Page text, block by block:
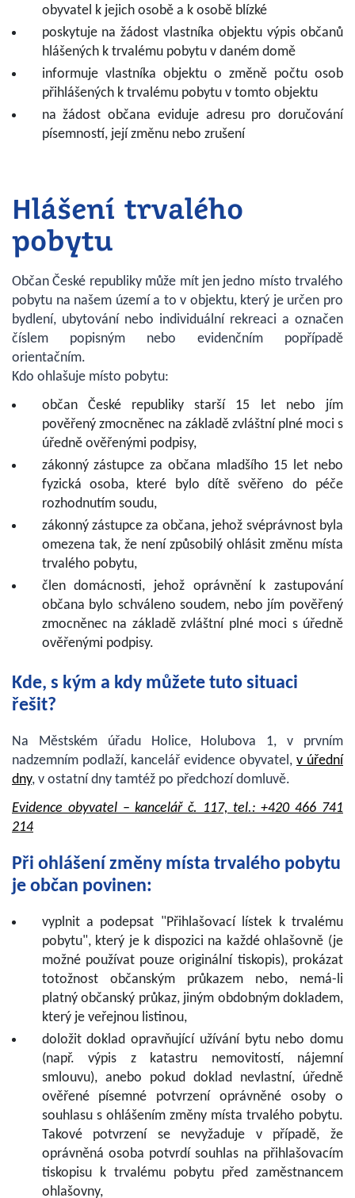
obyvatel k jejich osobě a k osobě blízké
poskytuje na žádost vlastníka objektu výpis občanů
hlášených k trvalému pobytu v daném domě
informuje vlastníka objektu o změně počtu osob
přihlášených k trvalému pobytu v tomto objektu
na žádost občana eviduje adresu pro doručování
písemností, její změnu nebo zrušení
Hlášení trvalého
pobytu
Občan České republiky může mít jen jedno místo trvalého
pobytu na našem území a to v objektu, který je určen pro
bydlení, ubytování nebo individuální rekreaci a označen
číslem popisným nebo evidenčním popřípadě
orientačním.
Kdo ohlašuje místo pobytu:
občan České republiky starší 15 let nebo jím
pověřený zmocněnec na základě zvláštní plné moci s
úředně ověřenými podpisy,
zákonný zástupce za občana mladšího 15 let nebo
fyzická osoba, které bylo dítě svěřeno do péče
rozhodnutím soudu,
zákonný zástupce za občana, jehož svéprávnost byla
omezena tak, že není způsobilý ohlásit změnu místa
trvalého pobytu,
člen domácnosti, jehož oprávnění k zastupování
občana bylo schváleno soudem, nebo jím pověřený
zmocněnec na základě zvláštní plné moci s úředně
ověřenými podpisy.
Kde, s kým a kdy můžete tuto situaci
řešit?
Na Městském úřadu Holice, Holubova 1, v prvním
nadzemním podlaží, kancelář evidence obyvatel, v úřední
dny, v ostatní dny tamtéž po předchozí domluvě.
Evidence obyvatel – kancelář č. 117, tel.: +420 466 741
214
Při ohlášení změny místa trvalého pobytu
je občan povinen:
vyplnit a podepsat "Přihlašovací lístek k trvalému
pobytu", který je k dispozici na každé ohlašovně (je
možné používat pouze originální tiskopis), prokázat
totožnost občanským průkazem nebo, nemá-li
platný občanský průkaz, jiným obdobným dokladem,
který je veřejnou listinou,
doložit doklad opravňující užívání bytu nebo domu
(např. výpis z katastru nemovitostí, nájemní
smlouvu), anebo pokud doklad nevlastní, úředně
ověřené písemné potvrzení oprávněné osoby o
souhlasu s ohlášením změny místa trvalého pobytu.
Takové potvrzení se nevyžaduje v případě, že
oprávněná osoba potvrdí souhlas na přihlašovacím
tiskopisu k trvalému pobytu před zaměstnancem
ohlašovny,